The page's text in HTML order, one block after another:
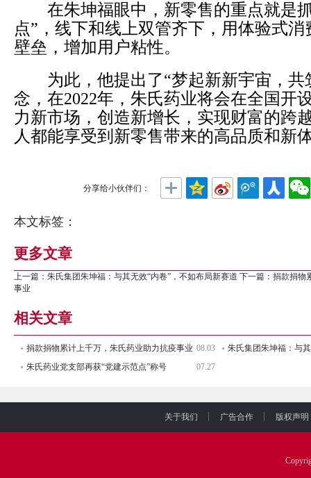
在朱坤福眼中，新零售的重点就是
点”，线下和线上双管齐下，用体验式
壁垒，增加用户粘性。
为此，他提出了“梦起新新宇宙，共
念，在2022年，朱氏药业将会在全国开
力新市场，创造新增长，实现财富的跨
人都能享受到新零售带来的高品质和新
分享给小伙伴们：
本文标签：
更多文章
上一篇： 朱氏集团朱坤福：与其无效“内卷”，不如布局新赛道 下一篇： 捐款捐物
事业
相关文章
捐款捐物累计上千万，朱氏药业助力抗疫事业 08.03
朱氏药业党支部再获“党建示范点”称号
07.27
关于我们 广告合作 版权声明